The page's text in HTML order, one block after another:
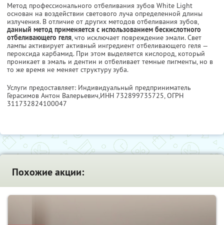
Метод профессионального отбеливания зубов White Light
основан на воздействии светового луча определенной длины
излучения. В отличие от других методов отбеливания зубов,
данный метод применяется с использованием бескислотного
отбеливающего геля, что исключает повреждение эмали. Свет
лампы активирует активный ингредиент отбеливающего геля —
пероксида карбамид. При этом выделяется кислород, который
проникает в эмаль и дентин и отбеливает темные пигменты, но в
то же время не меняет структуру зуба.
Услуги предоставляет: Индивидуальный предприниматель
Герасимов Антон Валерьевич,ИНН 732899735725, ОГРН
311732824100047
Похожие акции: